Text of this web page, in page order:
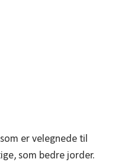
er velegnede til
som bedre jorder.